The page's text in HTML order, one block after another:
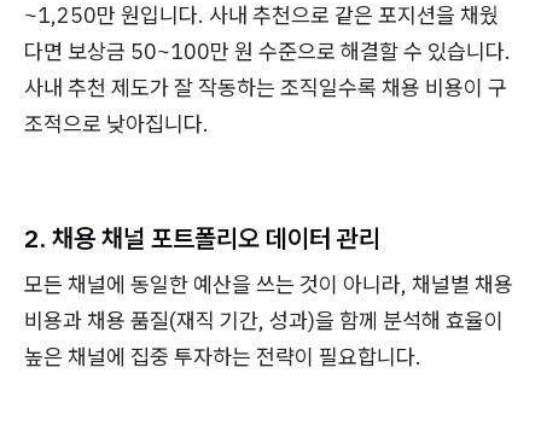
~1,250만 원입니다. 사내 추천으로 같은 포지션을 채웠
다면 보상금 50~100만 원 수준으로 해결할 수 있습니다.
사내 추천 제도가 잘 작동하는 조직일수록 채용 비용이 구
조적으로 낮아집니다.
2. 채용 채널 포트폴리오 데이터 관리
모든 채널에 동일한 예산을 쓰는 것이 아니라, 채널별 채용
비용과 채용 품질(재직 기간, 성과)을 함께 분석해 효율이
높은 채널에 집중 투자하는 전략이 필요합니다.